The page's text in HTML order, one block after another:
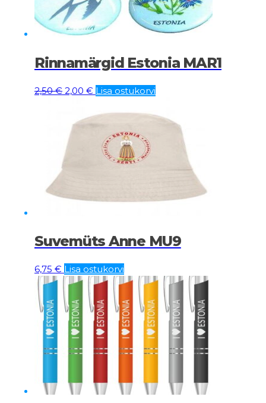
Rinnamärgid Estonia MAR1
2,50€ Algne
2,50 €.
2,00 € Current
is:
2,00 €.
Lisa ostukorvi
Suvemüts Anne MU9
6,75 € Lisa ostukorvi